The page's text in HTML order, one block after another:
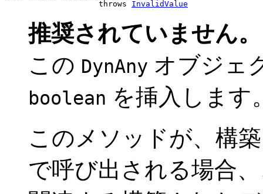
                    throws
InvalidValue
推奨されていません。
この DynAny オブジェ
boolean を挿入しま
このメソッドが、構
で呼び出される場合